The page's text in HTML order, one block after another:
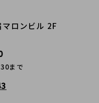
ロンビル 2F
まで